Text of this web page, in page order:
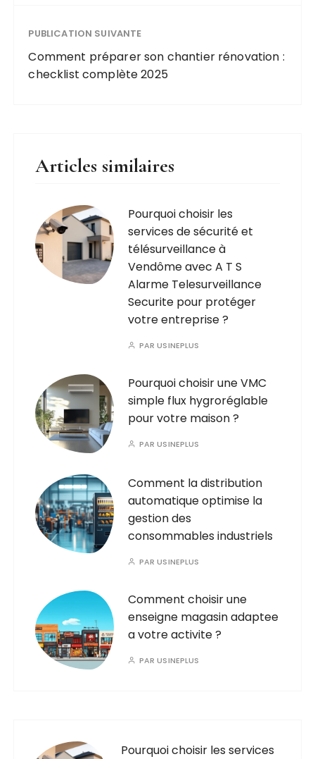
PUBLICATION SUIVANTE
Comment préparer son chantier rénovation :
checklist complète 2025
Articles similaires
Pourquoi choisir les
services de sécurité et
télésurveillance à
Vendôme avec A T S
Alarme Telesurveillance
Securite pour protéger
votre entreprise ?
PARUSINEPLUS
Pourquoi choisir une VMC
simple flux hygroréglable
pour votre maison ?
PARUSINEPLUS
Comment la distribution
automatique optimise la
gestion des
consommables industriels
PARUSINEPLUS
Comment choisir une
enseigne magasin adaptee
a votre activite ?
PARUSINEPLUS
Pourquoi choisir les services